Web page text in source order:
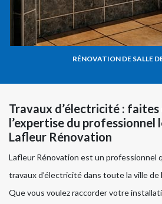
RÉNOVATION DE SALLE
Travaux d’électricité : faites
l’expertise du professionnel
Lafleur Rénovation
Lafleur Rénovation est un professionnel
travaux d’électricité dans toute la ville de
Que vous voulez raccorder votre